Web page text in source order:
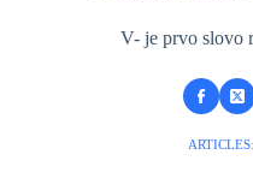
V- je prvo slovo